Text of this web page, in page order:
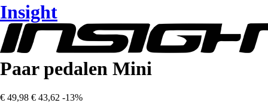
Insight
Paar pedalen Mini
€ 49,98 € 43,62 -13%